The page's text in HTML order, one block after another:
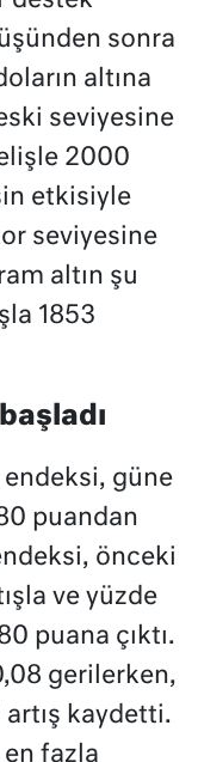
sonra
altına
seviyesine
2000
etkisiyle
seviyesine
altın şu
1853
endeksi, güne
puandan
önceki
ve yüzde
puana çıktı.
gerilerken,
kaydetti.
fazla